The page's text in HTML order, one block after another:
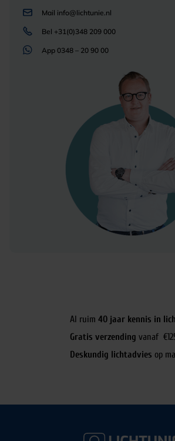
Mail info@lichtunie.nl
Bel +31(0)348 209 000
App 0348 – 20 90 00
Al ruim 40 jaar kennis in
Gratis verzending vanaf
Deskundig lichtadvies op